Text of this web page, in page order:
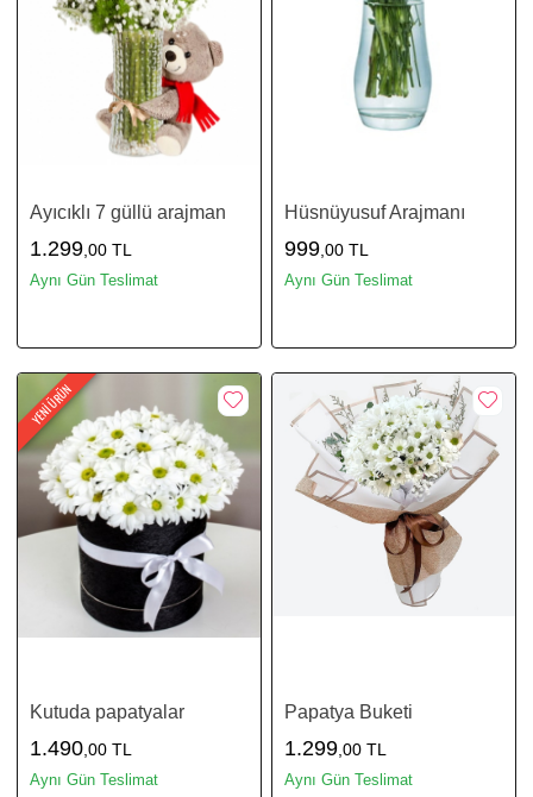
Ayıcıklı 7 güllü arajman
1.299,00 TL
Aynı Gün Teslimat
Hüsnüyusuf Arajmanı
999,00 TL
Aynı Gün Teslimat
YENİ ÜRÜN
Kutuda papatyalar
1.490,00 TL
Aynı Gün Teslimat
Papatya Buketi
1.299,00 TL
Aynı Gün Teslimat